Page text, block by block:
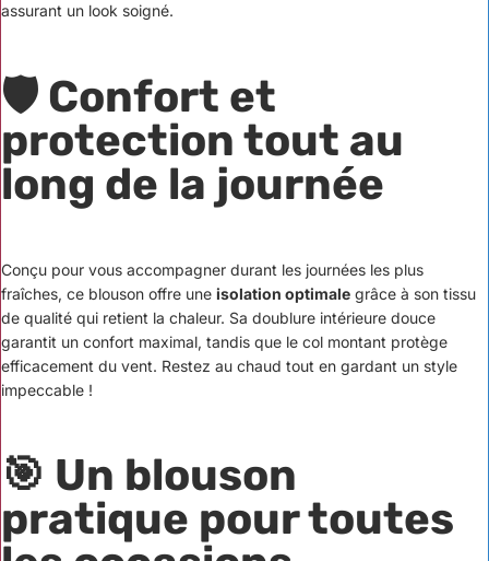
assurant un look soigné.
🛡️ Confort et
protection tout au
long de la journée
Conçu pour vous accompagner durant les journées les plus
fraîches, ce blouson offre une isolation optimale grâce à son tissu
de qualité qui retient la chaleur. Sa doublure intérieure douce
garantit un confort maximal, tandis que le col montant protège
efficacement du vent. Restez au chaud tout en gardant un style
impeccable !
🎯 Un blouson
pratique pour toutes